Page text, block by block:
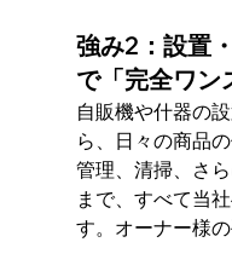
強み2：設置
で「完全ワン
自販機や什器の
ら、日々の商品
管理、清掃、さ
まで、すべて当
す。オーナー様